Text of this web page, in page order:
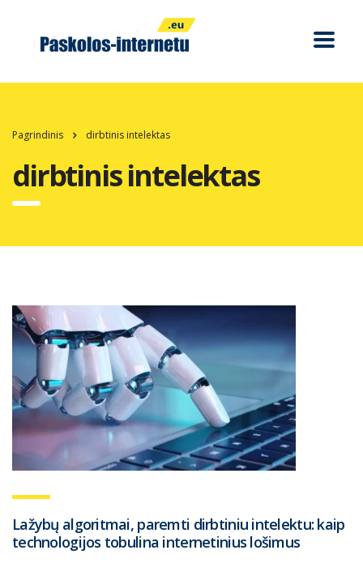
Pagrindinis dirbtinis intelektas
dirbtinis intelektas
Lažybų algoritmai, paremti dirbtiniu intelektu: kaip
technologijos tobulina internetinius lošimus